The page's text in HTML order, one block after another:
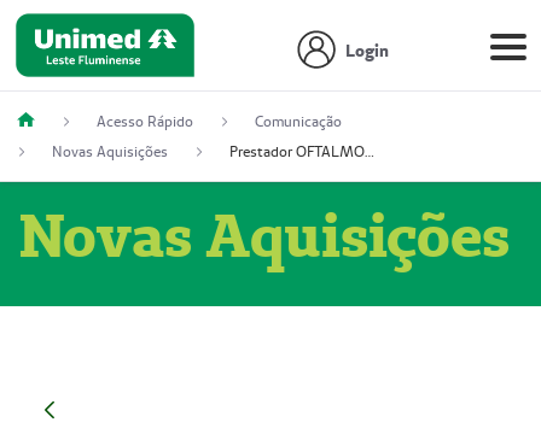
Login
Acesso Rápido
Comunicação
Novas Aquisições
Prestador OFTALMOCLÍNICA SÃO GONÇALO (55004164-2)
Novas Aquisições